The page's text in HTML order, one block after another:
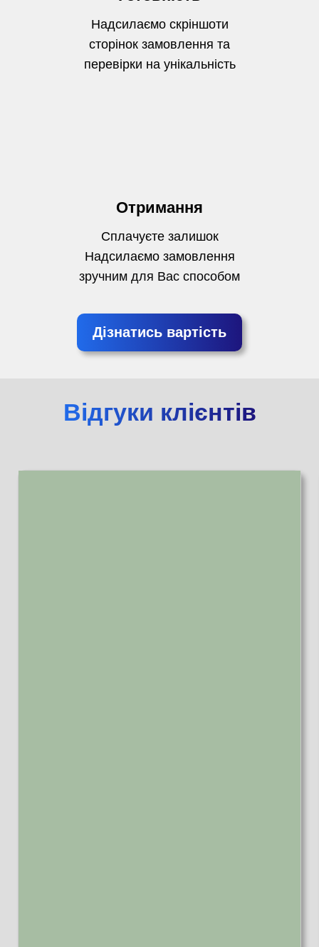
Надсилаємо скріншоти
сторінок замовлення та
перевірки на унікальність
Отримання
Сплачуєте залишок
Надсилаємо замовлення
зручним для Вас способом
Дізнатись вартість
Відгуки клієнтів